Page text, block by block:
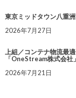
東京ミッドタウン八重
2026年7月27日
上組／コンテナ物流最
「OneStream株式会社
2026年7月21日